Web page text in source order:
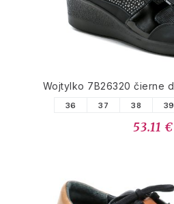
Wojtylko 7B26320 čierne
36 37 38 39
53.11 €